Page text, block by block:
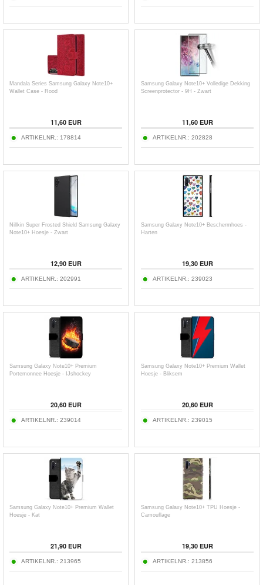
Mandala Series Samsung Galaxy Note10+
Wallet Case - Rood
11,60EUR
ARTIKELNR.: 178814
Samsung Galaxy Note10+ Volledige Dekking
Screenprotector - 9H - Zwart
11,60EUR
ARTIKELNR.: 202828
Nillkin Super Frosted Shield Samsung Galaxy
Note10+ Hoesje - Zwart
12,90EUR
ARTIKELNR.: 202991
Samsung Galaxy Note10+ Beschermhoes -
Harten
19,30EUR
ARTIKELNR.: 239023
Samsung Galaxy Note10+ Premium
Portemonnee Hoesje - IJshockey
20,60EUR
ARTIKELNR.: 239014
Samsung Galaxy Note10+ Premium Wallet
Hoesje - Bliksem
20,60EUR
ARTIKELNR.: 239015
Samsung Galaxy Note10+ Premium Wallet
Hoesje - Kat
21,90EUR
ARTIKELNR.: 213965
Samsung Galaxy Note10+ TPU Hoesje -
Camouflage
19,30EUR
ARTIKELNR.: 213856